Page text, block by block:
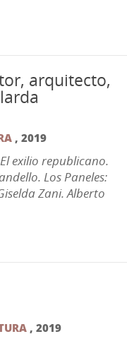
arquitecto,
,2019
exilio republicano.
Los Paneles:
Zani. Alberto
,2019